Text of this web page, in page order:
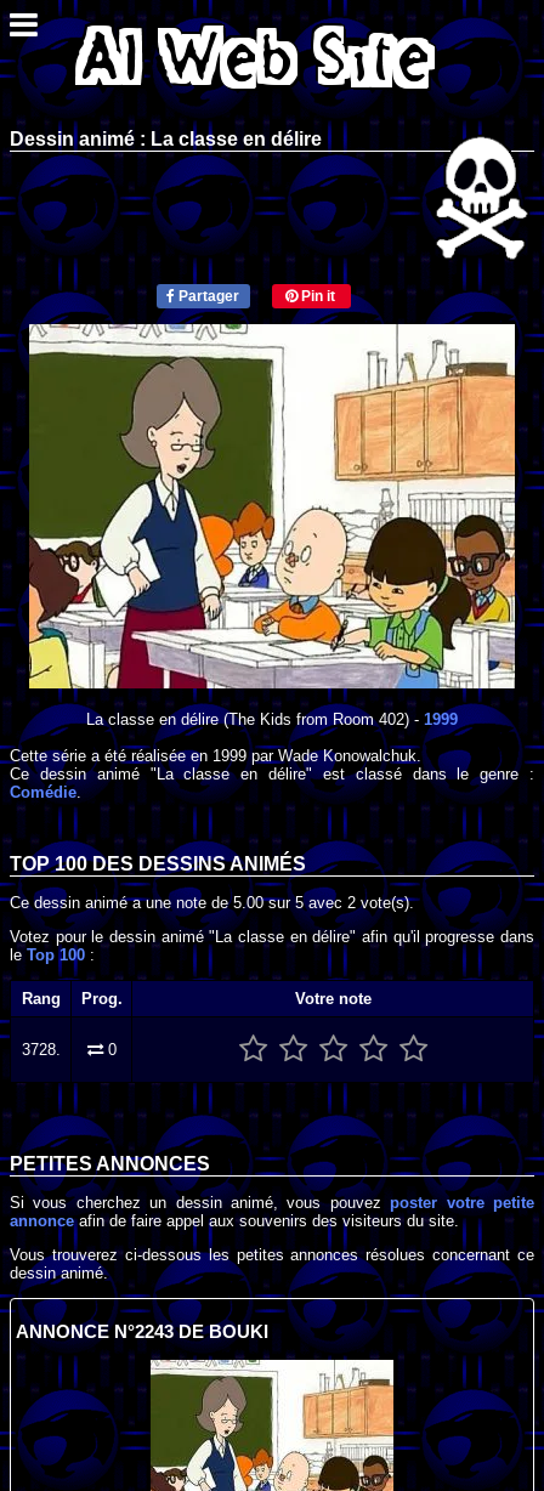
Dessin animé : La classe en délire
Partager Pin it
La classe en délire(The Kids from Room 402) - 1999
Cette série a été réalisée en 1999par Wade Konowalchuk
Ce dessin animé "La classe en délire" est classé dans le genre :
Comédie.
TOP 100 DES DESSINS ANIMÉS
Ce dessin animé a une note de5.00sur5avec 2 vote(s).
Votez pour le dessin animé "La classe en délire" afin qu'il progresse dans
le Top 100 :
Rang Prog. Votre note
3728. 0
PETITES ANNONCES
Si vous cherchez un dessin animé, vous pouvezposter votre petite
annonceafin de faire appel aux souvenirs des visiteurs du site.
Vous trouverez ci-dessous les petites annonces résolues concernant ce
dessin animé.
ANNONCE N°2243 DE BOUKI